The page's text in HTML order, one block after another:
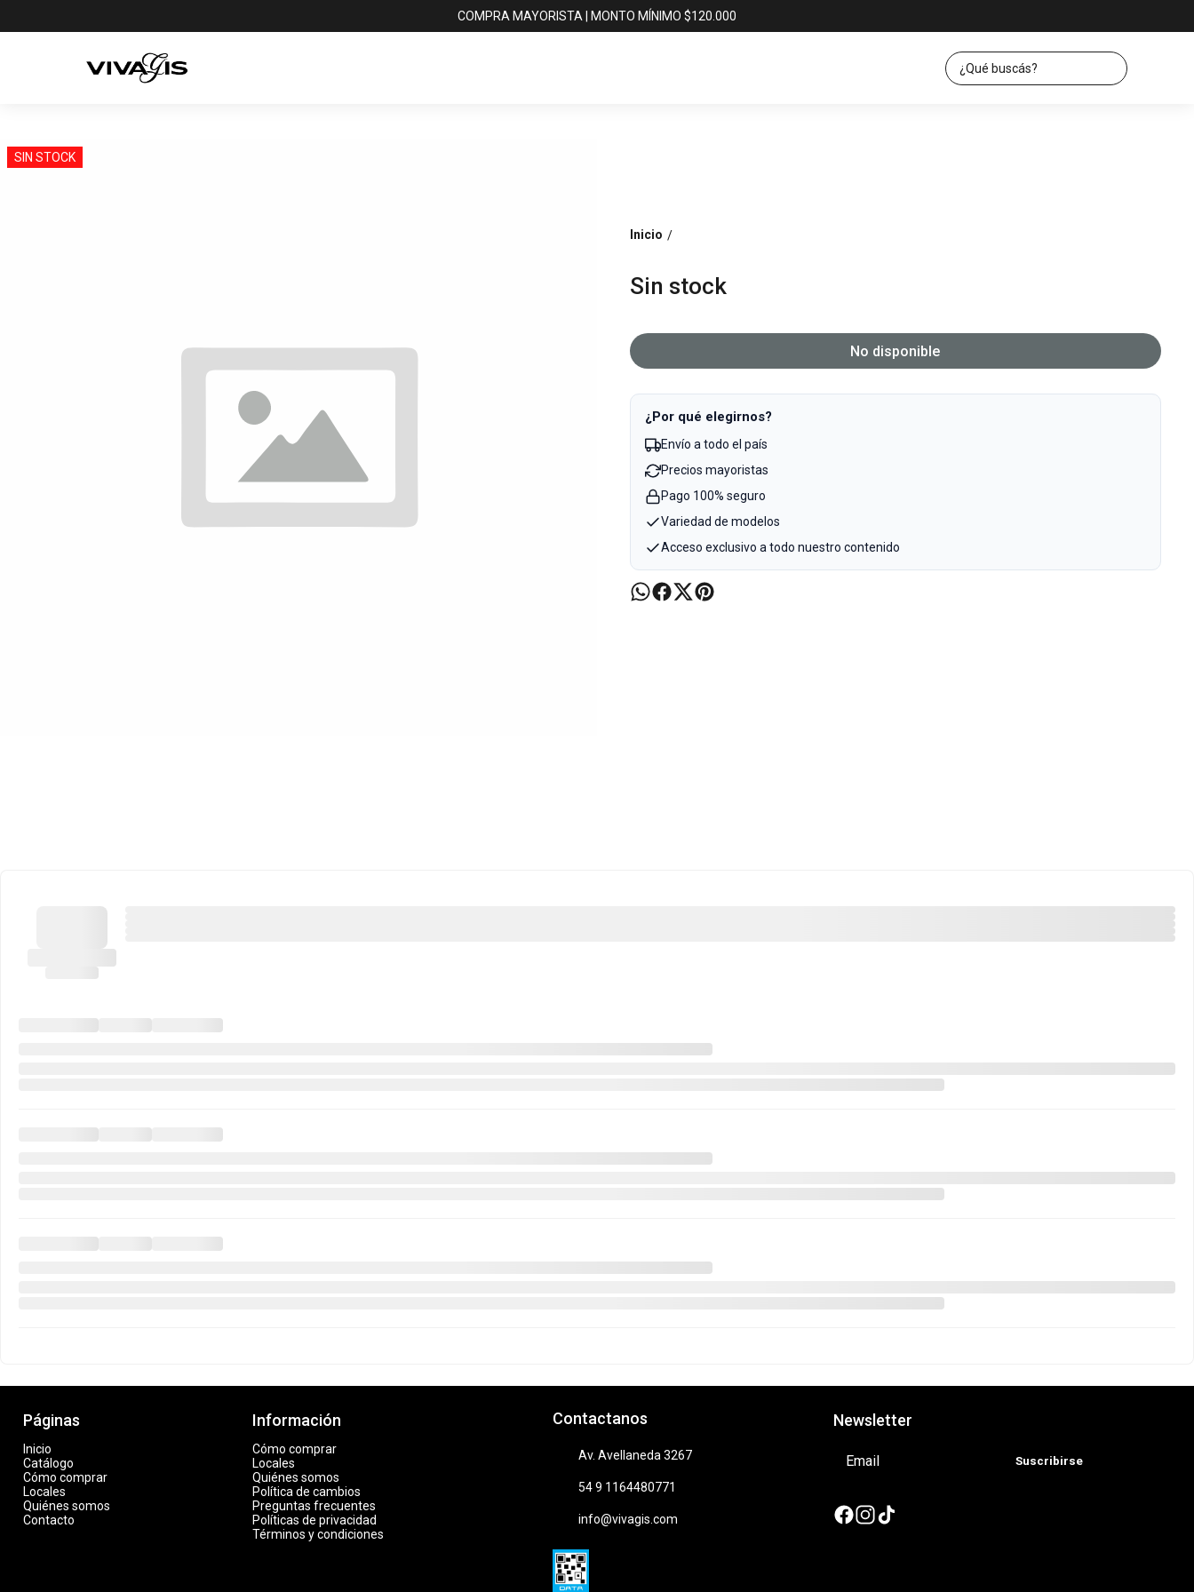
COMPRA MAYORISTA | MONTO MÍNIMO $120.000
SIN STOCK
Inicio /
Sin stock
No disponible
¿Por qué elegirnos?
Envío a todo el país
Precios mayoristas
Pago 100% seguro
Variedad de modelos
Acceso exclusivo a todo nuestro contenido
Páginas
Inicio
Catálogo
Cómo comprar
Locales
Quiénes somos
Contacto
Información
Cómo comprar
Locales
Quiénes somos
Política de cambios
Preguntas frecuentes
Políticas de privacidad
Términos y condiciones
Contactanos
Av. Avellaneda 3267
54 9 1164480771
info@vivagis.com
Newsletter
Suscribirse